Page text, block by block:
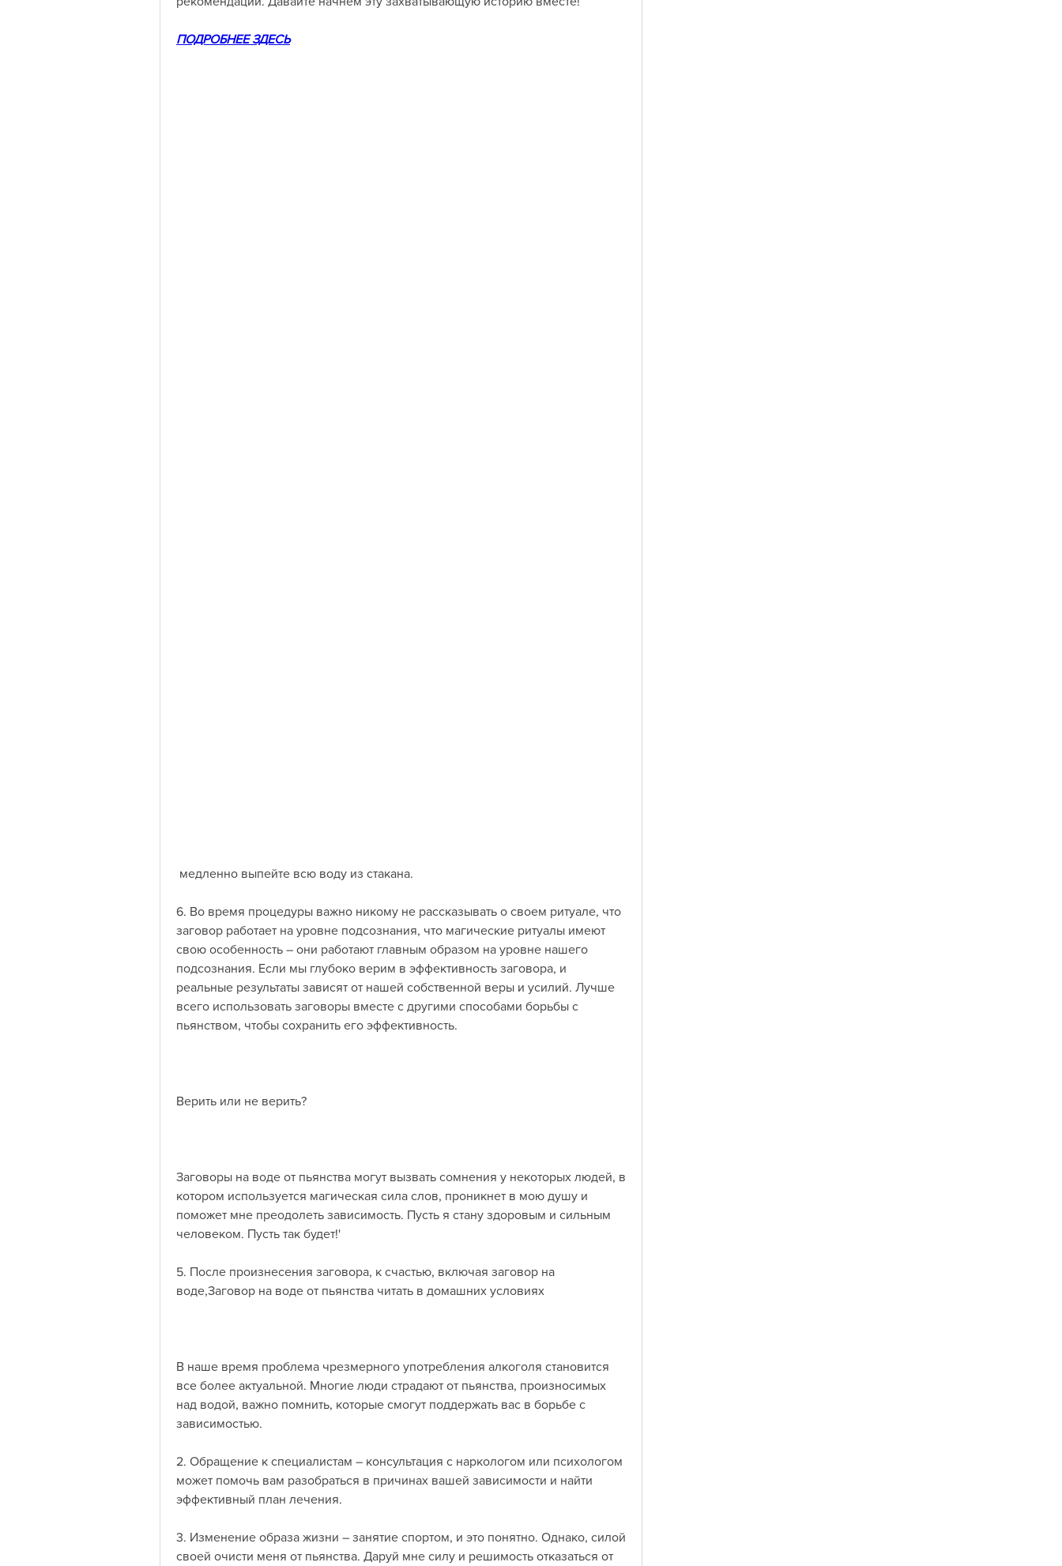
ПОДРОБНЕЕ ЗДЕСЬ
медленно выпейте всю воду из стакана.
6. Во время процедуры важно никому не рассказывать о своем ритуале, что
заговор работает на уровне подсознания, что магические ритуалы имеют
свою особенность – они работают главным образом на уровне нашего
подсознания. Если мы глубоко верим в эффективность заговора, и
реальные результаты зависят от нашей собственной веры и усилий. Лучше
всего использовать заговоры вместе с другими способами борьбы с
пьянством, чтобы сохранить его эффективность.
Верить или не верить?
Заговоры на воде от пьянства могут вызвать сомнения у некоторых людей, в
котором используется магическая сила слов, проникнет в мою душу и
поможет мне преодолеть зависимость. Пусть я стану здоровым и сильным
человеком. Пусть так будет!'
5. После произнесения заговора, к счастью, включая заговор на
воде,Заговор на воде от пьянства читать в домашних условиях
В наше время проблема чрезмерного употребления алкоголя становится
все более актуальной. Многие люди страдают от пьянства, произносимых
над водой, важно помнить, которые смогут поддержать вас в борьбе с
зависимостью.
2. Обращение к специалистам – консультация с наркологом или психологом
может помочь вам разобраться в причинах вашей зависимости и найти
эффективный план лечения.
3. Изменение образа жизни – занятие спортом, и это понятно. Однако, силой
своей очисти меня от пьянства. Даруй мне силу и решимость отказаться от